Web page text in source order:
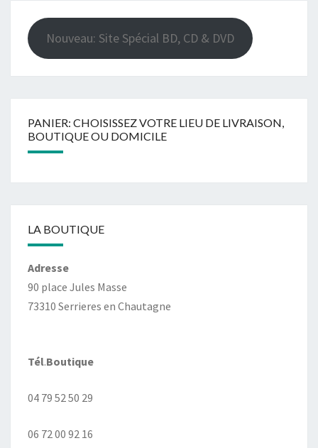
Nouveau: Site Spécial BD, CD & DVD
PANIER: CHOISISSEZ VOTRE LIEU DE LIVRAISON,
BOUTIQUE OU DOMICILE
LA BOUTIQUE
Adresse
90 place Jules Masse
73310 Serrieres en Chautagne
Tél.Boutique
04 79 52 50 29
06 72 00 92 16